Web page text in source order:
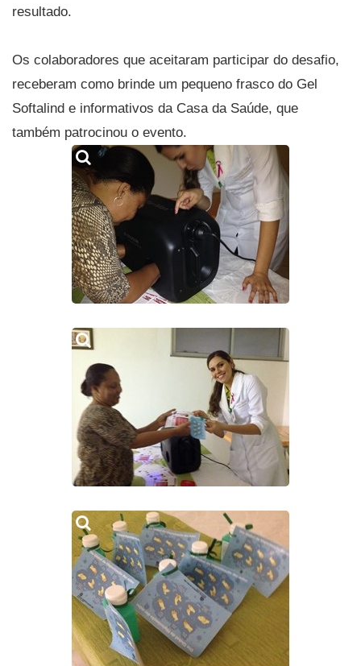
resultado.
Os colaboradores que aceitaram participar do desafio,
receberam como brinde um pequeno frasco do Gel
Softalind e informativos da Casa da Saúde, que
também patrocinou o evento.